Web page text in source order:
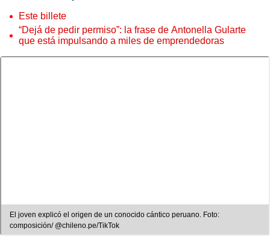
Este billete
“Dejá de pedir permiso”: la frase de Antonella Gularte
que está impulsando a miles de emprendedoras
El joven explicó el origen de un conocido cántico peruano. Foto:
composición/ @chileno.pe/TikTok